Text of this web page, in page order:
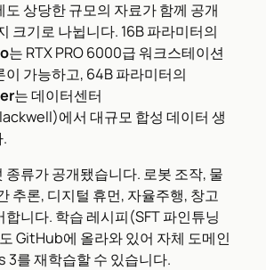
도 상당한 규모의 자료가 함께 공개
크기로 나뉩니다. 16B 파라미터의
는 RTX PRO 6000급 워크스테이션
이 가능하고, 64B 파라미터의
는 데이터센터
에서 대규모 합성 데이터 생
종류가 공개됐습니다. 로봇 조작, 물
추론, 디지털 휴먼, 자율주행, 창고
합니다. 학습 레시피(SFT 파인튜닝
GitHub에 올라와 있어 자체 도메인
3를 재학습할 수 있습니다.